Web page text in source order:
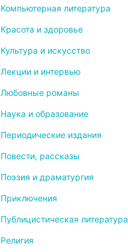
Компьютерная литература
Красота и здоровье
Культура и искусство
Лекции и интервью
Любовные романы
Наука и образование
Периодические издания
Повести, рассказы
Поэзия и драматургия
Приключения
Публицистическая литература
Религия